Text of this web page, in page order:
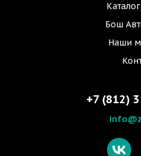
Бош
Наши
+7 (812)